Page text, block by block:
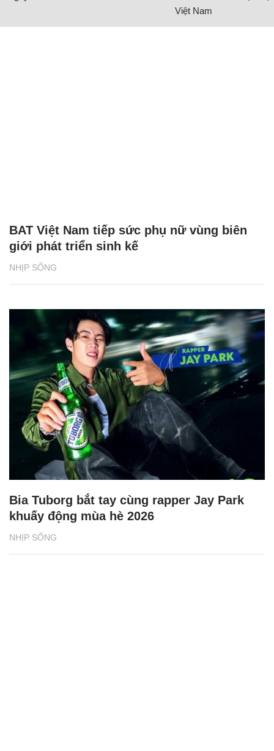
Việt Nam
NHỊP SỐNG
BAT Việt Nam tiếp sức phụ nữ vùng biên
giới phát triển sinh kế
NHỊP SỐNG
Bia Tuborg bắt tay cùng rapper Jay Park
khuấy động mùa hè 2026